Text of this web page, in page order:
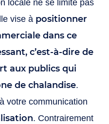
locale ne se limite pas
vise à positionner
dans ce
c’est-à-dire de
aux publics qui
de chalandise.
votre communication
. Contrairement